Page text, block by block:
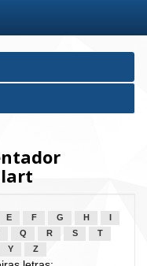
E F G H
Q R S
T
Y Z